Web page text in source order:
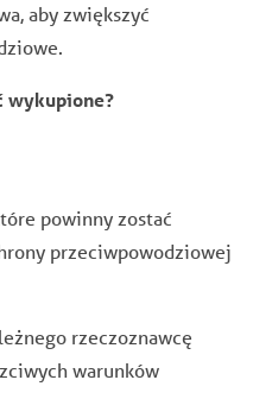
aby zwiększyć
wykupione?
powinny zostać
przeciwpowodziowej
rzeczoznawcę
warunków